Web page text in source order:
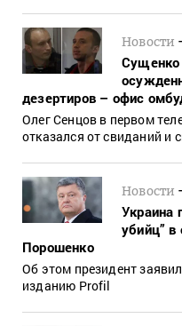
Новости
Сущенко
дезертиров – офис
Олег Сенцов в первом
отказался от свиданий и
Новости
Украина
убийц”
Порошенко
Об этом президент
изданию Profil